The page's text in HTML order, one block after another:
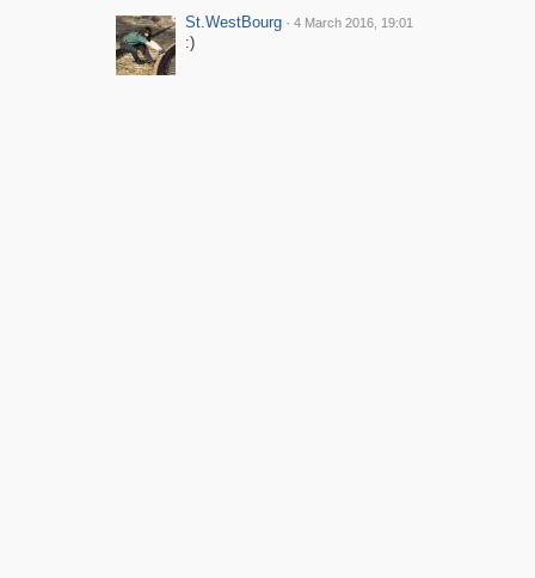
St.WestBourg · 4 March 2016, 19:01
:)